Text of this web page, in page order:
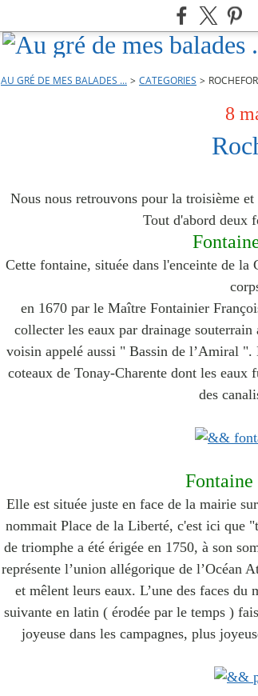
AU GRÉ DE MES BALADES ... > CATEGORIES >
8
Nous nous retrouvons pour la troisième
Tout d'abord deux
Cette fontaine, située dans l'enceinte de la
en 1670 par le Maître Fontainier
collecter les eaux par drainage
voisin appelé aussi " Bassin de l’Amiral ".
coteaux de Tonay-Charente dont les
des
Elle est située juste en face de la mairie
nommait Place de la Liberté, c'est ici que
de triomphe a été érigée en 1750, à son
représente l’union allégorique de l’Océan
et mêlent leurs eaux. L’une des faces
suivante en latin ( érodée par le temps )
joyeuse dans les campagnes, plus